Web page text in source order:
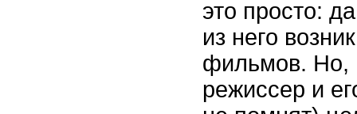
это просто:
из него
фильмов. Но,
режиссер и